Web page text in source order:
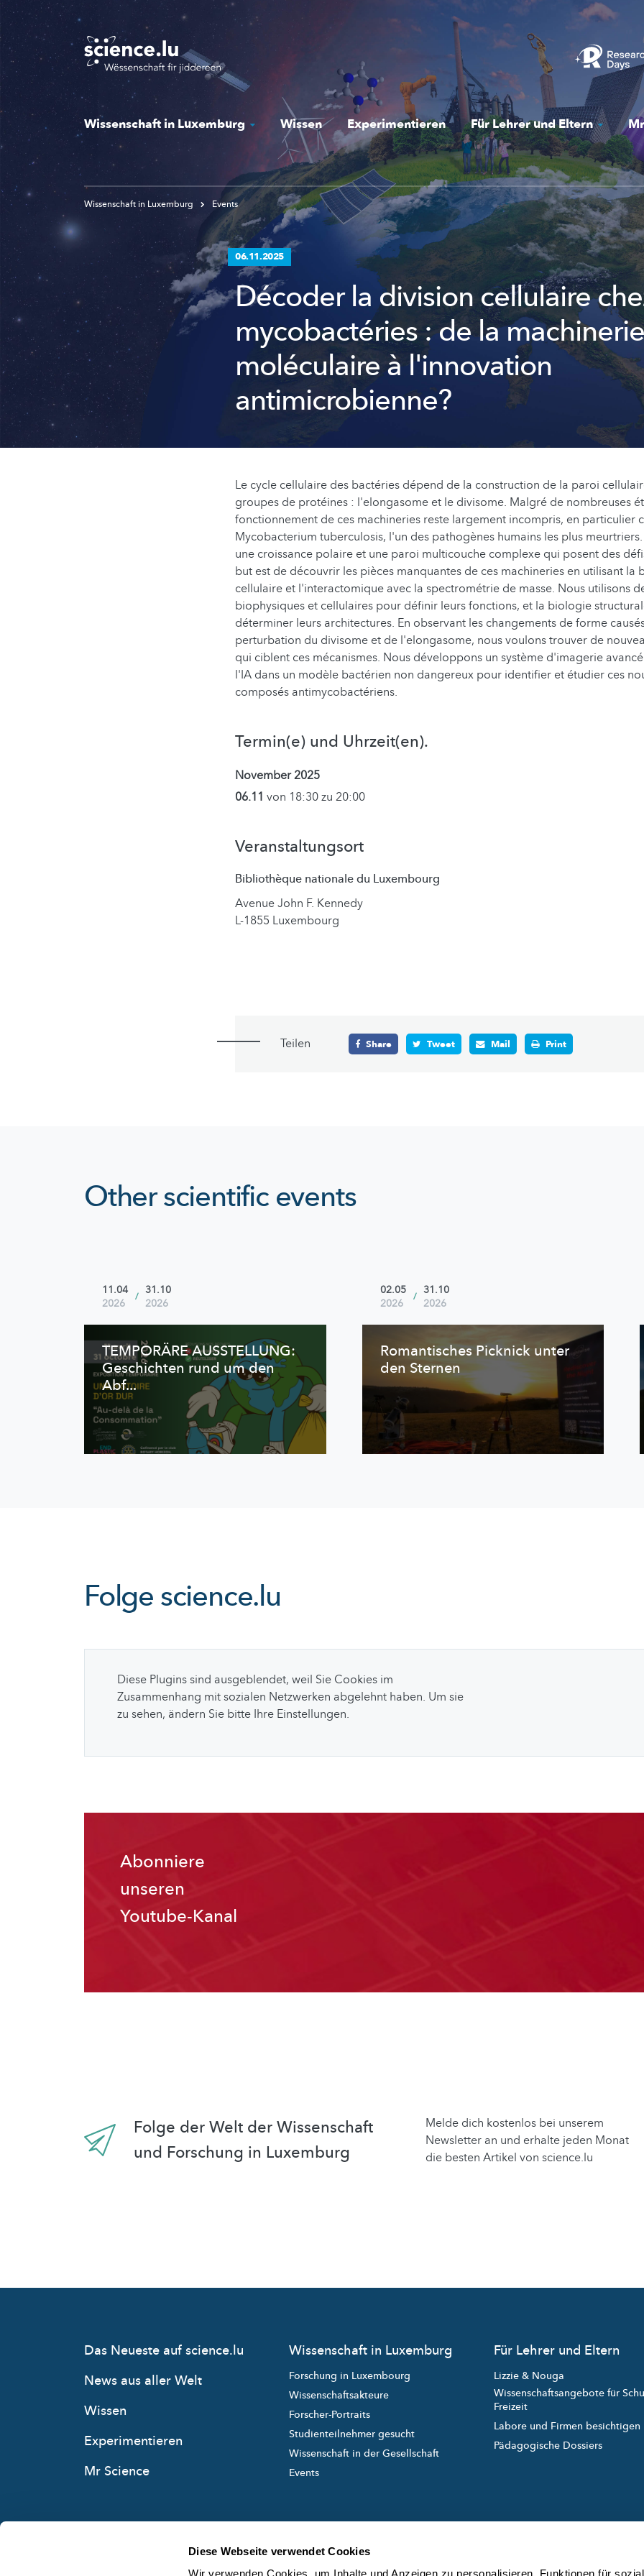
Diese Webseite verwendet Cookies
Skip
to
main
content
Wissenschaft in Luxemburg Wissen Experimentieren Für Lehrer und Eltern
Wissenschaft in Luxemburg Events
06.11.2025
Décoder la division cellulaire
mycobactéries : de la machinerie
moléculaire à l'innovation
antimicrobienne?
Le cycle cellulaire des bactéries dépend de la construction de la paroi
groupes de protéines : l'elongasome et le divisome. Malgré de nombreuses
fonctionnement de ces machineries reste largement incompris, en particulier
Mycobacterium tuberculosis, l'un des pathogènes humains les plus
une croissance polaire et une paroi multicouche complexe qui posent des
but est de découvrir les pièces manquantes de ces machineries en utilisant la
cellulaire et l'interactomique avec la spectrométrie de masse. Nous utilisons
biophysiques et cellulaires pour définir leurs fonctions, et la biologie
déterminer leurs architectures. En observant les changements de forme
perturbation du divisome et de l'elongasome, nous voulons trouver de
qui ciblent ces mécanismes. Nous développons un système d'imagerie
l'IA dans un modèle bactérien non dangereux pour identifier et étudier ces
composés antimycobactériens.
Termin(e) und Uhrzeit(en).
November 2025
06.11 von 18:30 zu 20:00
Veranstaltungsort
Bibliothèque nationale du Luxembourg
Avenue John F. Kennedy
L-1855 Luxembourg
Teilen Share Tweet Mail Print
Other scientific events
11.04
2026
/
31.10
2026
TEMPORÄRE AUSSTELLUNG:
Geschichten rund um den
Abf...
02.05
2026
/
31.10
2026
Romantisches Picknick unter
den Sternen
Folge science.lu
Diese Plugins sind ausgeblendet, weil Sie Cookies im
Zusammenhang mit sozialen Netzwerken abgelehnt haben. Um sie
zu sehen, ändern Sie bitte Ihre Einstellungen.
Abonniere
unseren
Youtube-Kanal
Folge der Welt der Wissenschaft
und Forschung in Luxemburg
Melde dich kostenlos bei unserem
Newsletter an und erhalte jeden Monat
die besten Artikel von science.lu
Das Neueste auf science.lu
News aus aller Welt
Wissen
Experimentieren
Mr Science
Wissenschaft in Luxemburg
Forschung in Luxembourg
Wissenschaftsakteure
Forscher-Portraits
Studienteilnehmer gesucht
Wissenschaft in der Gesellschaft
Events
Für Lehrer und Eltern
Lizzie & Nouga
Wissenschaftsangebote für
Freizeit
Labore und Firmen besichtigen
Pädagogische Dossiers